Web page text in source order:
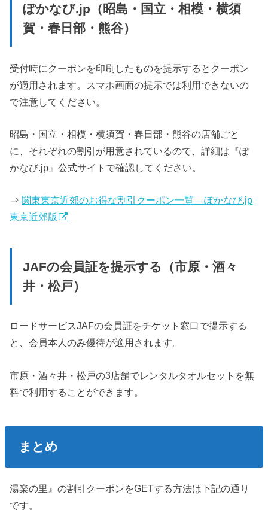
ぽかなび.jp（昭島・国立・相模・横須
賀・春日部・熊谷）
受付時にクーポンを印刷したものを提示するとクーポン
が適用されます。スマホ画面の提示では利用できないの
で注意してください。
昭島・国立・相模・横須賀・春日部・熊谷の店舗ごと
に、それぞれの割引が用意されているので、詳細は『ぽ
かなび.jp』公式サイトで確認してください。
⇒関東東京近郊のお得な割引クーポン一覧 – ぽかなび.jp
東京近郊版
JAFの会員証を提示する（市原・酒々
井・松戸）
ロードサービスJAFの会員証をチケット窓口で提示する
と、会員本人のみ優待が適用されます。
市原・酒々井・松戸の3店舗でレンタルタオルセットを無
料で利用することができます。
まとめ
湯楽の里』の割引クーポンをGETする方法は下記の通り
です。